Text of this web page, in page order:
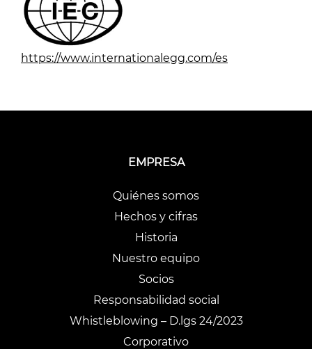
https://www.internationalegg.com/es
EMPRESA
Quiénes somos
Hechos y cifras
Historia
Nuestro equipo
Socios
Responsabilidad social
Whistleblowing – D.lgs 24/2023
Corporativo